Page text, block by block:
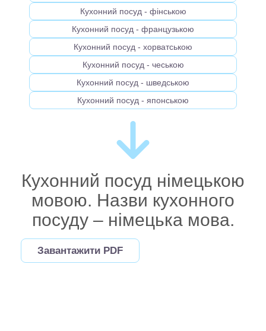
Кухонний посуд - фінською
Кухонний посуд - французькою
Кухонний посуд - хорватською
Кухонний посуд - чеською
Кухонний посуд - шведською
Кухонний посуд - японською
Кухонний посуд німецькою
мовою. Назви кухонного
посуду – німецька мова.
Завантажити PDF